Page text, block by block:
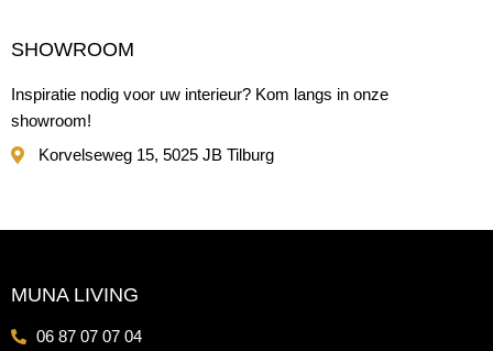
SHOWROOM
Inspiratie nodig voor uw interieur? Kom langs in onze
showroom!
Korvelseweg 15, 5025 JB Tilburg
MUNA LIVING
06 87 07 07 04